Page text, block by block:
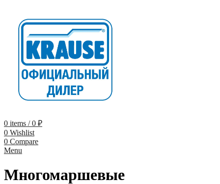
0 items / 0 ₽
0 Wishlist
0 Compare
Menu
Многомаршевые